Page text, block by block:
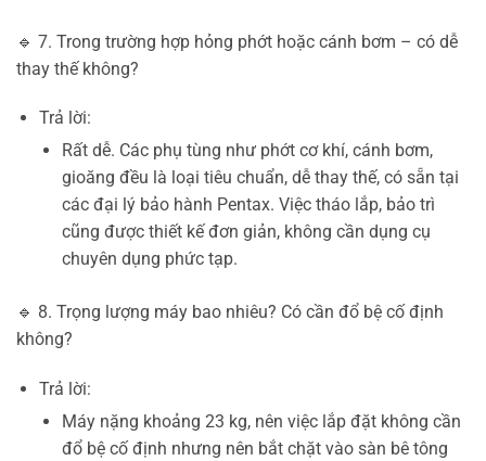
🔹 7. Trong trường hợp hỏng phớt hoặc cánh bơm – có dễ
thay thế không?
Trả lời:
Rất dễ. Các phụ tùng như phớt cơ khí, cánh bơm,
gioăng đều là loại tiêu chuẩn, dễ thay thế, có sẵn tại
các đại lý bảo hành Pentax. Việc tháo lắp, bảo trì
cũng được thiết kế đơn giản, không cần dụng cụ
chuyên dụng phức tạp.
🔹 8. Trọng lượng máy bao nhiêu? Có cần đổ bệ cố định
không?
Trả lời:
Máy nặng khoảng 23 kg, nên việc lắp đặt không cần
đổ bệ cố định nhưng nên bắt chặt vào sàn bê tông